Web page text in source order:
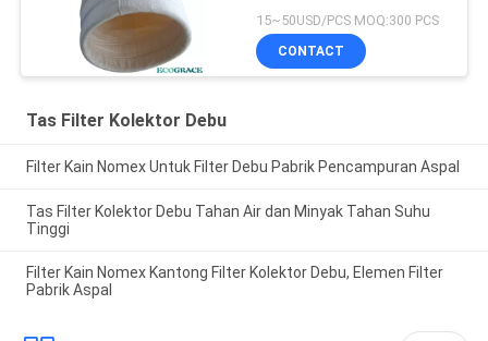
15~50USD/PCS MOQ:300 PCS
CONTACT
Tas Filter Kolektor Debu
Filter Kain Nomex Untuk Filter Debu Pabrik Pencampuran Aspal
Tas Filter Kolektor Debu Tahan Air dan Minyak Tahan Suhu
Tinggi
Filter Kain Nomex Kantong Filter Kolektor Debu, Elemen Filter
Pabrik Aspal